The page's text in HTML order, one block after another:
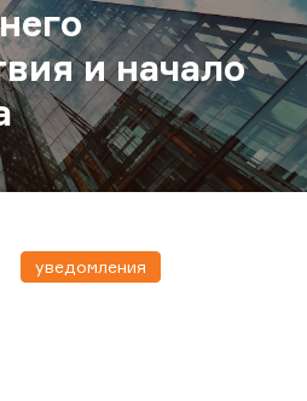
и начало
уведомления